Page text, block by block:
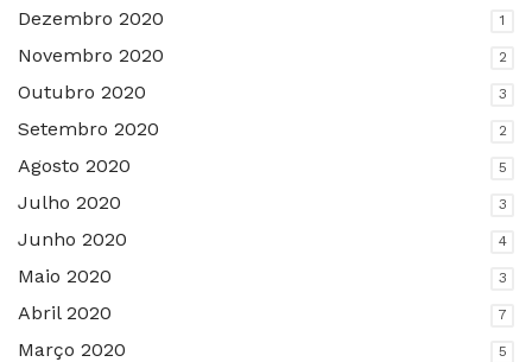
Dezembro 2020 1
Novembro 2020 2
Outubro 2020 3
Setembro 2020 2
Agosto 2020 5
Julho 2020 3
Junho 2020 4
Maio 2020 3
Abril 2020 7
Março 2020 5